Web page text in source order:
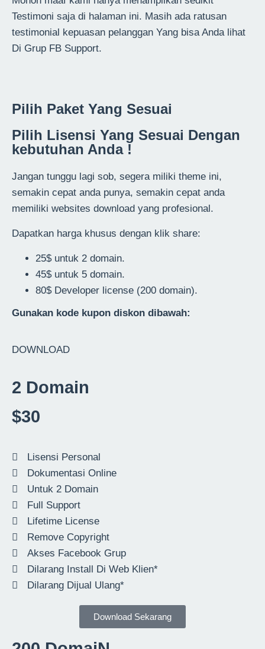
Testimoni saja di halaman ini. Masih ada ratusan
testimonial kepuasan pelanggan Yang bisa Anda lihat
Di Grup FB Support.
Pilih Paket Yang Sesuai
Pilih Lisensi Yang Sesuai Dengan
kebutuhan Anda !
Jangan tunggu lagi sob, segera miliki theme ini,
semakin cepat anda punya, semakin cepat anda
memiliki websites download yang profesional.
Dapatkan harga khusus dengan klik share:
25$ untuk 2 domain.
45$ untuk 5 domain.
80$ Developer license (200 domain).
Gunakan kode kupon diskon dibawah:
DOWNLOAD
2 Domain
$30
Lisensi Personal
Dokumentasi Online
Untuk 2 Domain
Full Support
Lifetime License
Remove Copyright
Akses Facebook Grup
Dilarang Install Di Web Klien*
Dilarang Dijual Ulang*
Download Sekarang